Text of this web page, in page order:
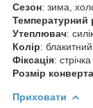
Сезон: зима,
Температурний
Утеплювач:
Колір: блакитний
Фіксація:
Розмір конверта
Приховати